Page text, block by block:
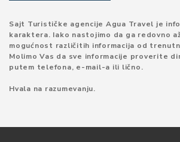
Sajt Turističke agencije Agua Travel je
karaktera. Iako nastojimo da ga redovno
mogućnost različitih informacija od
Molimo Vas da sve informacije proverite
putem telefona, e-mail-a ili lično.
Hvala na razumevanju.